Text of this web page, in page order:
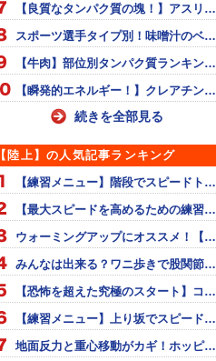
【良質なタンパク質の塊！】アスリ…
スポーツ選手タイプ別！味噌汁のベ…
【牛肉】部位別タンパク質ランキン…
【瞬発的エネルギー！】クレアチン…
続きを全部見る
【陸上】の人気記事ランキング
【練習メニュー】階段でスピードト…
【最大スピードを高めるための練習…
ウォーミングアップにオススメ！【…
みんなは出来る？ワニ歩きで股関節…
【恐怖を超えた究極のスタート】コ…
【練習メニュー】上り坂でスピード…
地面反力と重心移動がカギ！ホッピ…